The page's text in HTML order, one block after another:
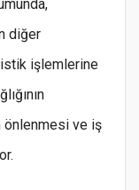
diğer
işlemlerine
önlenmesi ve iş